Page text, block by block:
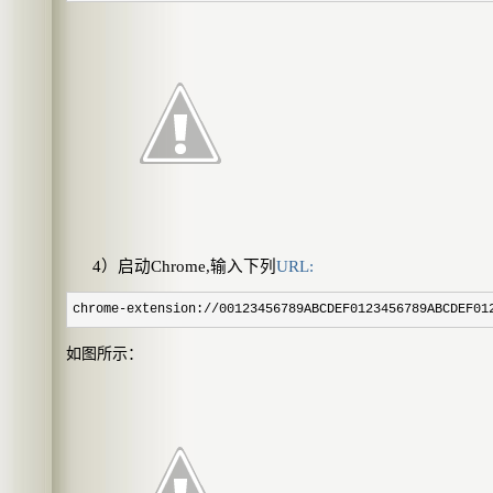
4）启动Chrome,输入下列 URL:
chrome-extension://
如图所示：